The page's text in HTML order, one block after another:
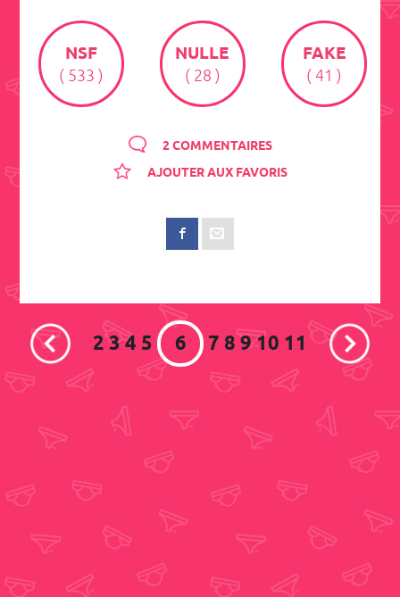
NSF
( 533 )
NULLE
( 28 )
FAKE
( 41 )
2 COMMENTAIRES
AJOUTER AUX FAVORIS
234 5 6 78910 11